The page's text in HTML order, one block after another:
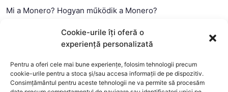
Cookie-urile îți oferă o
experiență personalizată
Pentru a oferi cele mai bune experiențe, folosim tehnologii precum
cookie-urile pentru a stoca și/sau accesa informații de pe dispozitiv.
Consimțământul pentru aceste tehnologii ne va permite să procesăm
Mi a Monero? Hogyan működik a Monero?
Mi a blokklánc (technológia)?